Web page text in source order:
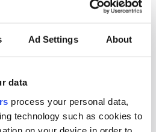
Ad Settings About
data
process your personal data,
technology such as cookies to
kräver
Eriksson analyserar
of Meaning. Först ut är
tal.